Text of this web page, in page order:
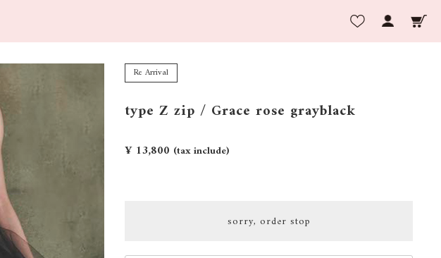
Re Arrival
type Z zip / Grace rose grayblack
¥ 13,800 (tax include)
sorry, order stop